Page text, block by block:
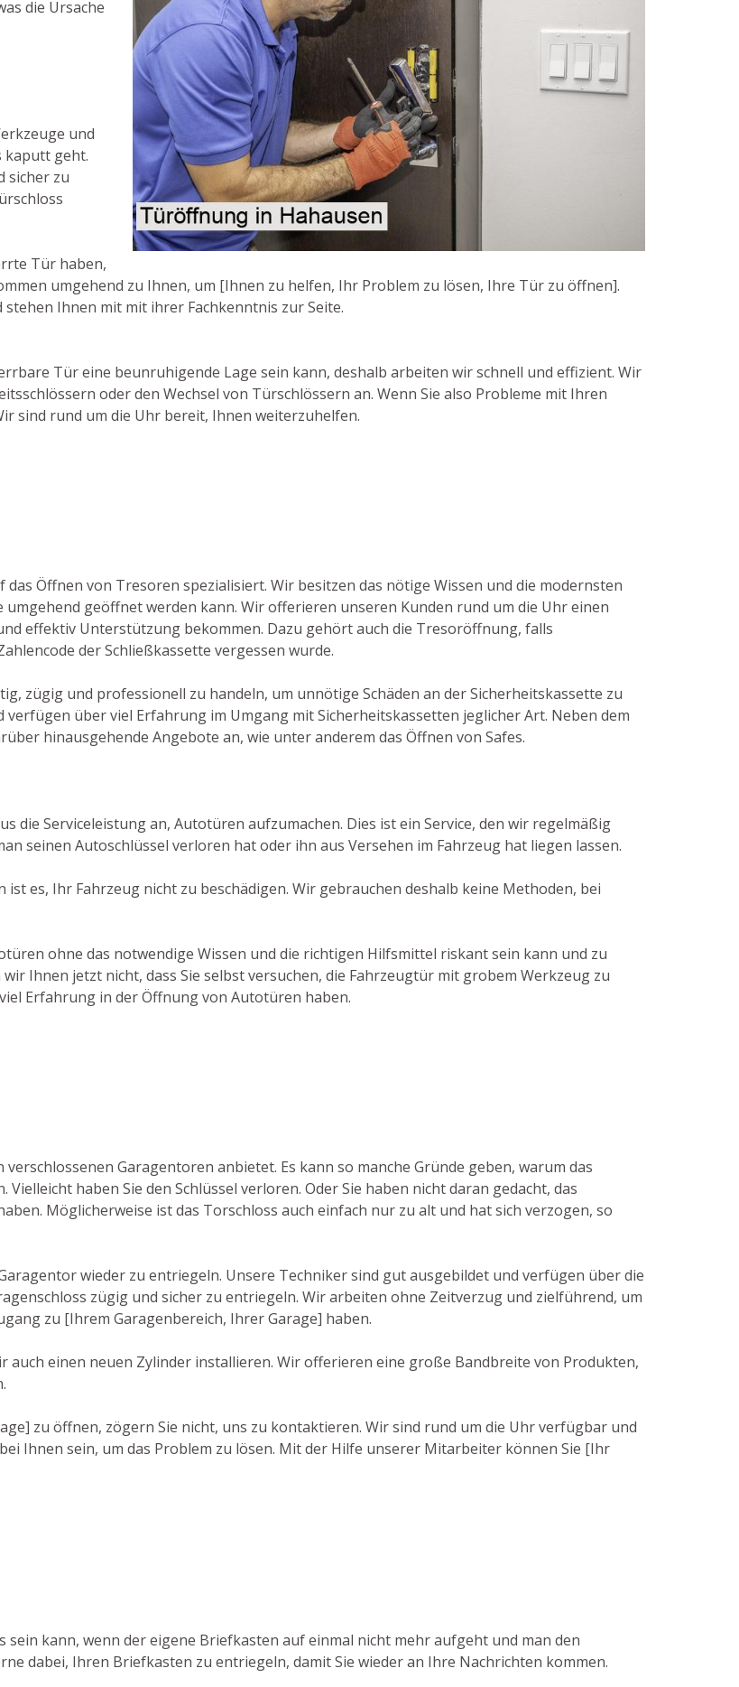
die Ursache
und
kaputt geht.
sicher zu
Tür haben,
umgehend zu Ihnen, um [Ihnen zu helfen, Ihr Problem zu lösen, Ihre Tür zu öffnen].
Ihnen mit mit ihrer Fachkenntnis zur Seite.
Tür eine beunruhigende Lage sein kann, deshalb arbeiten wir schnell und effizient. Wir
oder den Wechsel von Türschlössern an. Wenn Sie also Probleme mit Ihren
sind rund um die Uhr bereit, Ihnen weiterzuhelfen.
Öffnen von Tresoren spezialisiert. Wir besitzen das nötige Wissen und die modernsten
umgehend geöffnet werden kann. Wir offerieren unseren Kunden rund um die Uhr einen
effektiv Unterstützung bekommen. Dazu gehört auch die Tresoröffnung, falls
der Schließkassette vergessen wurde.
zügig und professionell zu handeln, um unnötige Schäden an der Sicherheitskassette zu
über viel Erfahrung im Umgang mit Sicherheitskassetten jeglicher Art. Neben dem
hinausgehende Angebote an, wie unter anderem das Öffnen von Safes.
die Serviceleistung an, Autotüren aufzumachen. Dies ist ein Service, den wir regelmäßig
seinen Autoschlüssel verloren hat oder ihn aus Versehen im Fahrzeug hat liegen lassen.
es, Ihr Fahrzeug nicht zu beschädigen. Wir gebrauchen deshalb keine Methoden, bei
ohne das notwendige Wissen und die richtigen Hilfsmittel riskant sein kann und zu
Ihnen jetzt nicht, dass Sie selbst versuchen, die Fahrzeugtür mit grobem Werkzeug zu
Erfahrung in der Öffnung von Autotüren haben.
Garagentoren anbietet. Es kann so manche Gründe geben, warum das
haben Sie den Schlüssel verloren. Oder Sie haben nicht daran gedacht, das
Möglicherweise ist das Torschloss auch einfach nur zu alt und hat sich verzogen, so
wieder zu entriegeln. Unsere Techniker sind gut ausgebildet und verfügen über die
zügig und sicher zu entriegeln. Wir arbeiten ohne Zeitverzug und zielführend, um
zu [Ihrem Garagenbereich, Ihrer Garage] haben.
auch einen neuen Zylinder installieren. Wir offerieren eine große Bandbreite von Produkten,
zu öffnen, zögern Sie nicht, uns zu kontaktieren. Wir sind rund um die Uhr verfügbar und
Ihnen sein, um das Problem zu lösen. Mit der Hilfe unserer Mitarbeiter können Sie [Ihr
kann, wenn der eigene Briefkasten auf einmal nicht mehr aufgeht und man den
dabei, Ihren Briefkasten zu entriegeln, damit Sie wieder an Ihre Nachrichten kommen.